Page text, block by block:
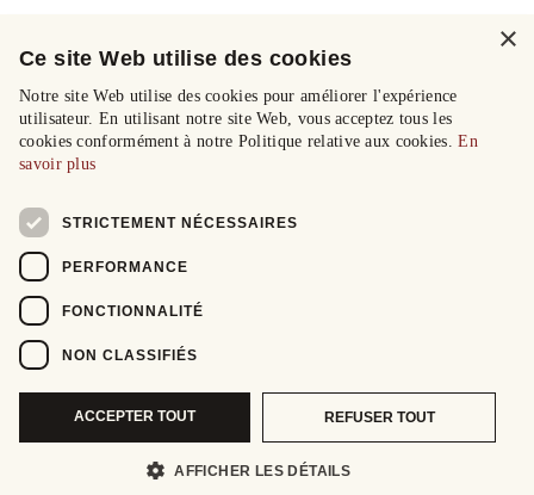
×
Ce site Web utilise des cookies
Notre site Web utilise des cookies pour améliorer l'expérience
utilisateur. En utilisant notre site Web, vous acceptez tous les
cookies conformément à notre Politique relative aux cookies.En
savoir plus
STRICTEMENT NÉCESSAIRES
PERFORMANCE
FONCTIONNALITÉ
NON CLASSIFIÉS
ACCEPTER TOUT REFUSER TOUT
AFFICHER LES DÉTAILS